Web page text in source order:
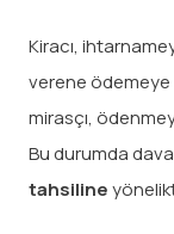
Kiracı,
verene
mirasçı,
Bu durumda
tahsiline